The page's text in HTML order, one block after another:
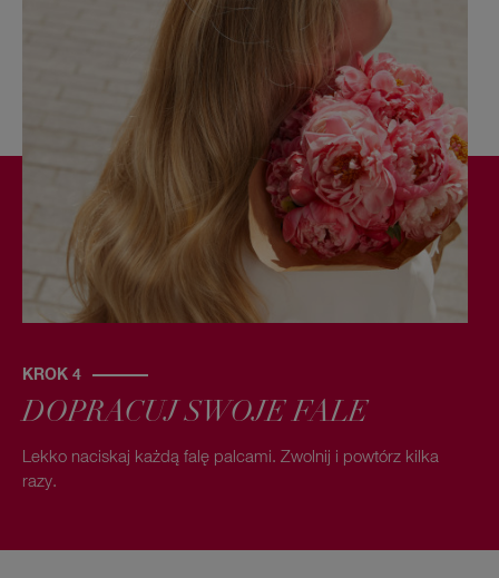
KROK 4
DOPRACUJ SWOJE FALE
Lekko naciskaj każdą falę palcami. Zwolnij i powtórz kilka
razy.